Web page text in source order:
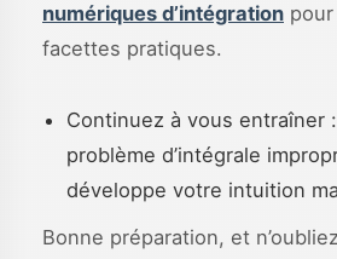
numériques d’intégration pour
facettes pratiques.
Continuez à vous entraîner
problème d’intégrale
développe votre intuition
Bonne préparation, et